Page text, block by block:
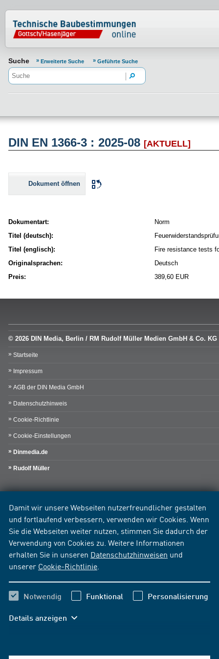
Damit wir unsere Webseiten nutzerfreundlicher gestalten
und fortlaufend verbessern, verwenden wir Cookies. Wenn
Sie die Webseiten weiter nutzen, stimmen Sie dadurch der
Verwendung von Cookies zu. Weitere Informationen
erhalten Sie in unseren Datenschutzhinweisen und
unserer Cookie-Richtlinie
Notwendig Funktional Personalisierung
Details anzeigen
Normenportal Barrierefreiheit
Suche Erweiterte Suche Geführte Suche
DIN EN 1366-3 : 2025-08 [AKTUELL]
Dokument öffnen
Dokumentart:
Norm
Titel (deutsch):
Titel (englisch):
Fire resistance tests
Originalsprachen:
Deutsch
Preis:
389,60 EUR
© 2026 DIN Media, Berlin / RM Rudolf Müller Medien GmbH & Co. KG
Startseite
Impressum
AGB der DIN Media GmbH
Datenschutzhinweis
Cookie-Richtlinie
Cookie-Einstellungen
Dinmedia.de
Rudolf Müller